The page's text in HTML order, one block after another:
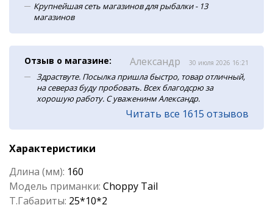
Крупнейшая сеть магазинов для рыбалки - 13
магазинов
Отзыв о магазине: Александр 30 июля 2026 16:21
Здраствуте. Посылка пришла быстро, товар отличный,
на севераз буду пробовать. Всех благодсрю за
хорошую работу. С уваженинм Александр.
Читать все 1615 отзывов
Характеристики
Длина (мм): 160
Модель приманки: Choppy Tail
Т.Габариты: 25*10*2